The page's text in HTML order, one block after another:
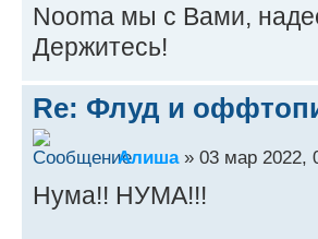
Nooma мы с Вами,
Держитесь!
Re: Флуд и
Алиша» 03 мар 2022,
Нума!! НУМА!!!